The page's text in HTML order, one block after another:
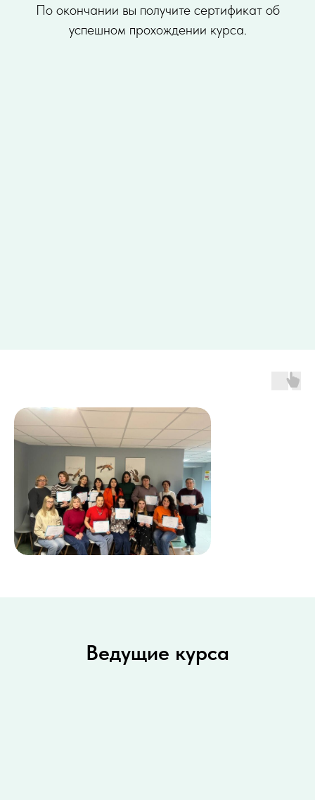
По окончании вы получите сертификат об
успешном прохождении курса.
Ведущие курса